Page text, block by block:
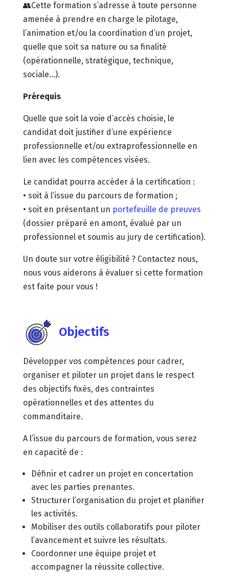
👥Cette formation s’adresse à toute personne
amenée à prendre en charge le pilotage,
l’animation et/ou la coordination d’un projet,
quelle que soit sa nature ou sa finalité
(opérationnelle, stratégique, technique,
sociale...).
Prérequis
Quelle que soit la voie d’accès choisie, le
candidat doit justifier d’une expérience
professionnelle et/ou extraprofessionnelle en
lien avec les compétences visées.
Le candidat pourra accéder à la certification :
• soit à l’issue du parcours de formation ;
• soit en présentant un portefeuille de preuves
(dossier préparé en amont, évalué par un
professionnel et soumis au jury de certification).
Un doute sur votre éligibilité ? Contactez nous,
nous vous aiderons à évaluer si cette formation
est faite pour vous !
Objectifs
Développer vos compétences pour cadrer,
organiser et piloter un projet dans le respect
des objectifs fixés, des contraintes
opérationnelles et des attentes du
commanditaire.
A l’issue du parcours de formation, vous serez
en capacité de :
Définir et cadrer un projet en concertation
avec les parties prenantes.
Structurer l’organisation du projet et planifier
les activités.
Mobiliser des outils collaboratifs pour piloter
l’avancement et suivre les résultats.
Coordonner une équipe projet et
accompagner la réussite collective.